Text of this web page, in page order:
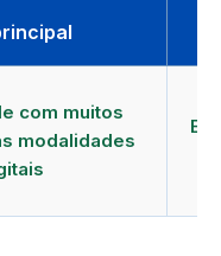
com muitos
modalidades